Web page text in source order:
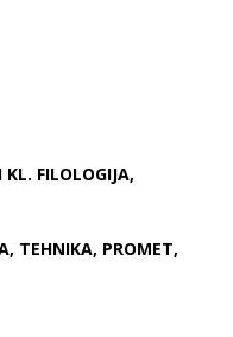
FILOLOGIJA,
TEHNIKA, PROMET,